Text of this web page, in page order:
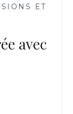
ET
avec